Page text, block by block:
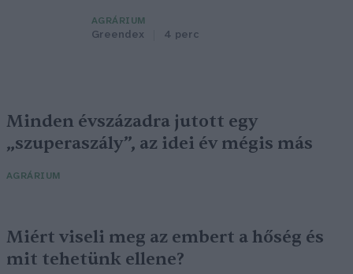
AGRÁRIUM
Greendex 4 perc
Minden évszázadra jutott egy
„szuperaszály”, az idei év mégis más
AGRÁRIUM
Miért viseli meg az embert a hőség és
mit tehetünk ellene?